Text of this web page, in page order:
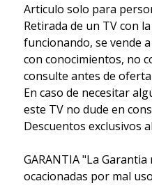
Articulo solo para
Retirada de un TV con
funcionando, se vende
con conocimientos, no
consulte antes de
En caso de necesitar
este TV no dude en
Descuentos exclusivos
GARANTIA "La
ocacionadas por mal